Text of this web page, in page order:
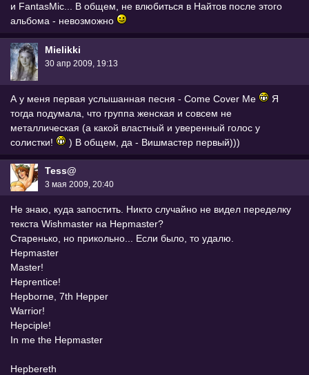
и FantasMic... В общем, не влюбиться в Найтов после этого
альбома - невозможно
Mielikki
30 апр 2009, 19:13
А у меня первая услышанная песня - Come Cover Me
Я
тогда подумала, что группа женская и совсем не
металлическая (а какой властный и уверенный голос у
солистки!
) В общем, да - Вишмастер первый)))
Tess@
3 мая 2009, 20:40
Не знаю, куда запостить. Никто случайно не видел переделку
текста Wishmaster на Hepmaster?
Старенько, но прикольно... Если было, то удалю.
Hepmaster
Master!
Heprentice!
Hepborne, 7th Hepper
Warrior!
Hepciple!
In me the Hepmaster
Hepbereth